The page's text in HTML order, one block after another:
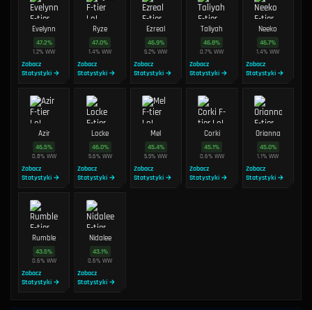
Evelynn
47.2%
1.2%WW
Zobacz
Statystyki →
Ryze
47.0%
1.4%WW
Zobacz
Statystyki →
Ezreal
46.9%
5.2%WW
Zobacz
Statystyki →
Taliyah
46.8%
0.7%WW
Zobacz
Statystyki →
Neeko
46.7%
1.4%WW
Zobacz
Statystyki →
Azir
46.5%
0.8% WW
Zobacz
Statystyki →
Locke
46.0%
5.6% WW
Zobacz
Statystyki →
Mel
45.4%
5.5%WW
Zobacz
Statystyki →
Corki
45.1%
0.6% WW
Zobacz
Statystyki →
Orianna
45.0%
1.1%WW
Zobacz
Statystyki →
Rumble
43.5%
0.6% WW
Zobacz
Statystyki →
Nidalee
43.1%
0.6%WW
Zobacz
Statystyki →